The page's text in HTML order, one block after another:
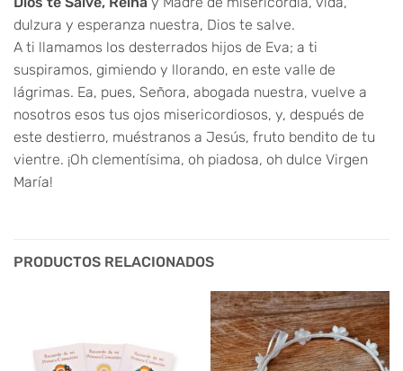
dulzura y esperanza nuestra, Dios te salve.
A ti llamamos los desterrados hijos de Eva; a ti
suspiramos, gimiendo y llorando, en este valle de
lágrimas. Ea, pues, Señora, abogada nuestra, vuelve a
nosotros esos tus ojos misericordiosos, y, después de
este destierro, muéstranos a Jesús, fruto bendito de tu
vientre. ¡Oh clementísima, oh piadosa, oh dulce Virgen
María!
PRODUCTOS RELACIONADOS